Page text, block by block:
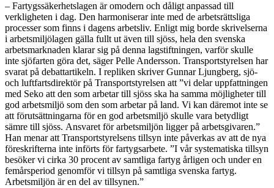
– Fartygssäkerhetslagen är omodern och dåligt anpassad till
verkligheten i dag. Den harmoniserar inte med de arbetsrättsliga
processer som finns i dagens arbetsliv. Enligt mig borde skrivelserna
i arbetsmiljölagen gälla fullt ut även till sjöss, hela den svenska
arbetsmarknaden klarar sig på denna lagstiftningen, varför skulle
inte sjöfarten göra det, säger Pelle Andersson. Transportstyrelsen har
svarat på debattartikeln. I repliken skriver Gunnar Ljungberg, sjö-
och luftfartsdirektör på Transportstyrelsen att ”vi delar uppfattningen
med Seko att den som arbetar till sjöss ska ha samma möjligheter till
god arbetsmiljö som den som arbetar på land. Vi kan däremot inte se
att förutsättningarna för en god arbetsmiljö skulle vara betydligt
sämre till sjöss. Ansvaret för arbetsmiljön ligger på arbetsgivaren.”
Han menar att Transportstyrelsens tillsyn inte påverkas av att de nya
föreskrifterna inte införts för fartygsarbete. ”I vår systematiska tillsyn
besöker vi cirka 30 procent av samtliga fartyg årligen och under en
femårsperiod genomför vi tillsyn på samtliga svenska fartyg.
Arbetsmiljön är en del av tillsynen.”